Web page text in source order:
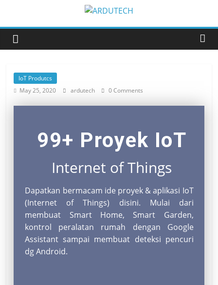
IoT Produtcs
May 25, 2020
ardutech 0 Comments
99+ Proyek IoT
Internet of Things
Dapatkan bermacam ide proyek & aplikasi IoT
(Internet of Things) disini. Mulai dari
membuat Smart Home, Smart Garden,
kontrol peralatan rumah dengan Google
Assistant sampai membuat deteksi pencuri
dg Android.